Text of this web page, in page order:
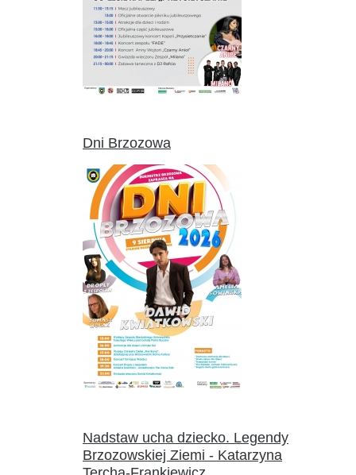
Dni Brzozowa
Nadstaw ucha dziecko. Legendy
Brzozowskiej Ziemi - Katarzyna